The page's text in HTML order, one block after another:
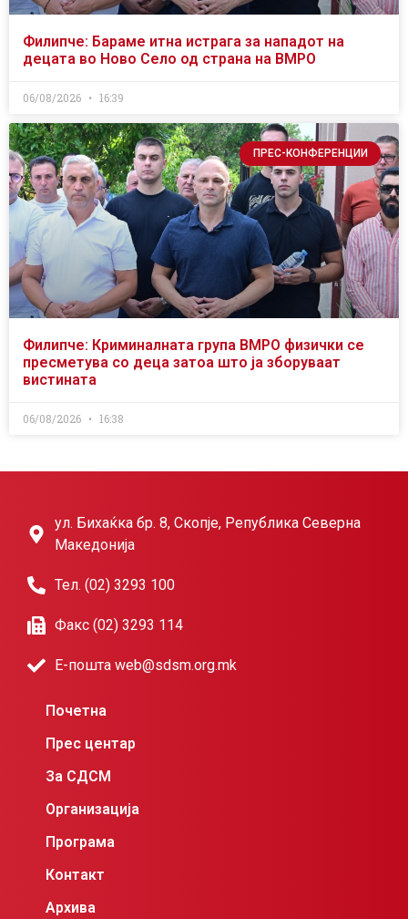
Филипче: Бараме итна истрага за нападот на
децата во Ново Село од страна на ВМРО
06/08/2026 16:39
ПРЕС-КОНФЕРЕНЦИИ
Филипче: Криминалната група ВМРО физички се
пресметува со деца затоа што ја зборуваат
вистината
06/08/2026 16:38
ул. Бихаќка бр. 8, Скопје, Република Северна
Македонија
Тел. (02) 3293 100
Факс (02) 3293 114
Е-пошта web@sdsm.org.mk
Почетна
Прес центар
За СДСМ
Организација
Програма
Контакт
Архива